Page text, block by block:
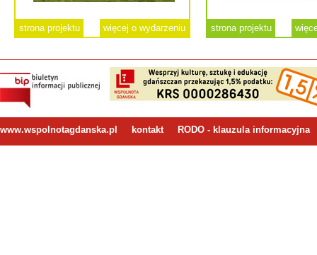
strona projektu więcej o wydarzeniu strona projektu
www.wspolnotagdanska.pl kontakt RODO - klauzula informacyjna